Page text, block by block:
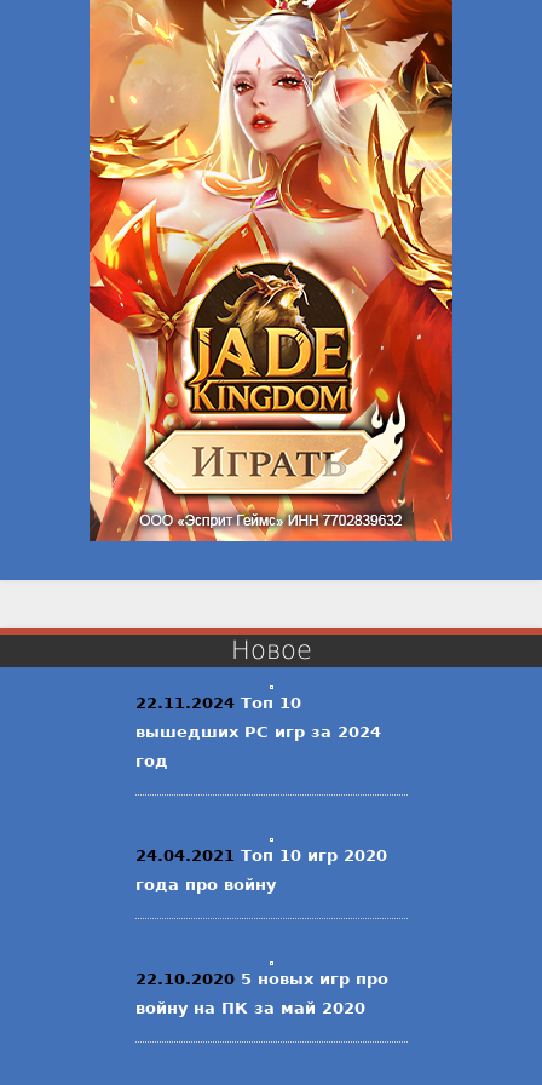
Новое
22.11.2024 Топ 10
вышедших PC игр за 2024
год
24.04.2021 Топ 10 игр 2020
года про войну
22.10.2020 5 новых игр про
войну на ПК за май 2020